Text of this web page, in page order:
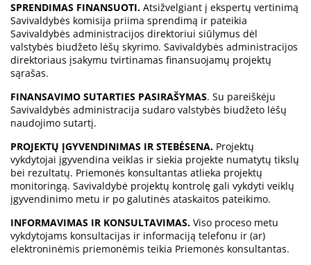
SPRENDIMAS FINANSUOTI. Atsižvelgiant į ekspertų vertinimą
Savivaldybės komisija priima sprendimą ir pateikia
Savivaldybės administracijos direktoriui siūlymus dėl
valstybės biudžeto lėšų skyrimo. Savivaldybės administracijos
direktoriaus įsakymu tvirtinamas finansuojamų projektų
sąrašas.
FINANSAVIMO SUTARTIES PASIRAŠYMAS. Su pareiškėju
Savivaldybės administracija sudaro valstybės biudžeto lėšų
naudojimo sutartį.
PROJEKTŲ ĮGYVENDINIMAS IR STEBĖSENA. Projektų
vykdytojai įgyvendina veiklas ir siekia projekte numatytų tikslų
bei rezultatų. Priemonės konsultantas atlieka projektų
monitoringą. Savivaldybė projektų kontrolę gali vykdyti veiklų
įgyvendinimo metu ir po galutinės ataskaitos pateikimo.
INFORMAVIMAS IR KONSULTAVIMAS. Viso proceso metu
vykdytojams konsultacijas ir informaciją telefonu ir (ar)
elektroninėmis priemonėmis teikia Priemonės konsultantas.